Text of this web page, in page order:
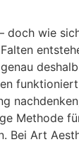
doch wie
Methode
Bei Art